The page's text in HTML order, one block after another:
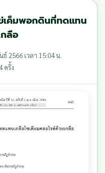
เค็มพอกดินที่ทดแทน
ลือ
2566 เวลา 15:04 น.
ครั้ง